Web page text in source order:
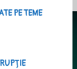
PE TEME